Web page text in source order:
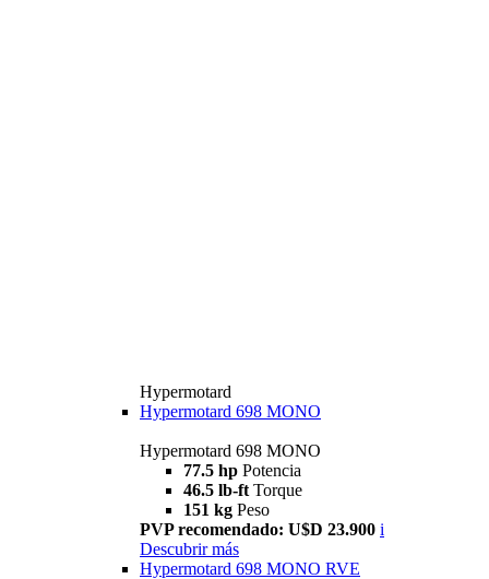
Hypermotard
Hypermotard 698 MONO
Hypermotard 698 MONO
77.5 hp Potencia
46.5 lb-ft Torque
151 kg Peso
PVP recomendado: U$D 23.900 i
Descubrir más
Hypermotard 698 MONO RVE